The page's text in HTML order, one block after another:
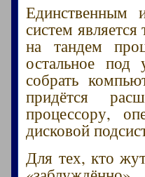
Единственным
систем
на тандем
остальное
собрать
придётся
процессору,
дисковой
Для тех, кто